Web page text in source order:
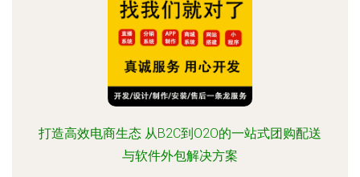
打造高效电商生态 从B2C到O2O的一站式团购配送
与软件外包解决方案